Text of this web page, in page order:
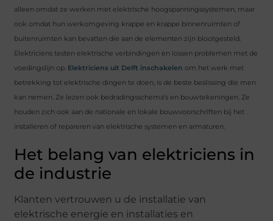
alleen omdat ze werken met elektrische hoogspanningssystemen, maar
ook omdat hun werkomgeving krappe en krappe binnenruimten of
buitenruimten kan bevatten die aan de elementen zijn blootgesteld.
Elektriciens testen elektrische verbindingen en lossen problemen met de
voedingslijn op. Elektriciens uit Delft inschakelen om het werk met
betrekking tot elektrische dingen te doen, is de beste beslissing die men
kan nemen. Ze lezen ook bedradingsschema’s en bouwtekeningen. Ze
houden zich ook aan de nationale en lokale bouwvoorschriften bij het
installeren of repareren van elektrische systemen en armaturen.
Het belang van elektriciens in
de industrie
Klanten vertrouwen u de installatie van
elektrische energie en installaties en